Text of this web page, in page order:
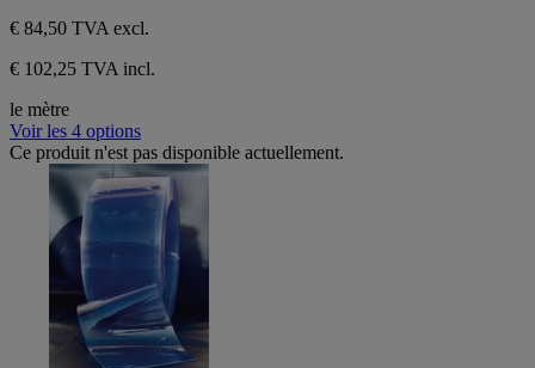
€ 84,50 TVA excl.
€ 102,25 TVA incl.
le mètre
Voir les 4 options
Ce produit n'est pas disponible actuellement.